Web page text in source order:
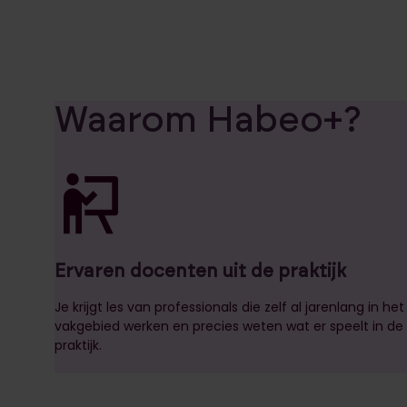
Waarom Habeo+?
Ervaren docenten uit de praktijk
Je krijgt les van professionals die zelf al jarenlang in het
vakgebied werken en precies weten wat er speelt in de
praktijk.